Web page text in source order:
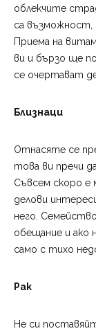
облекчите
са възможност,
Приема на
ви и бързо ще
се очертават
Близнаци
Отнасяте се
това ви пречи
Съвсем скоро
делови
него.
обещание и ако
само с тихо
Рак
Не си